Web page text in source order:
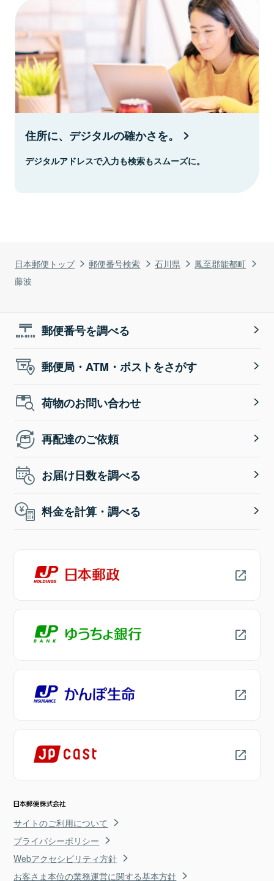
日本郵便トップ 郵便番号検索 石川県
鳳至郡能都町
藤波
住所に、デジタルの確かさを。
デジタルアドレスで入力も検索もスムーズに。
郵便番号を調べる
郵便局・ATM・ポストをさがす
荷物のお問い合わせ
再配達のご依頼
お届け日数を調べる
料金を計算・調べる
サイトのご利用について
プライバシーポリシー
Webアクセシビリティ方針
お客さま本位の業務運営に関する基本方針